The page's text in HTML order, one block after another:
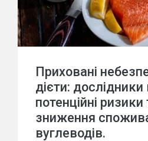
Приховані
дієти:
потенційні
зниження
вуглеводів.